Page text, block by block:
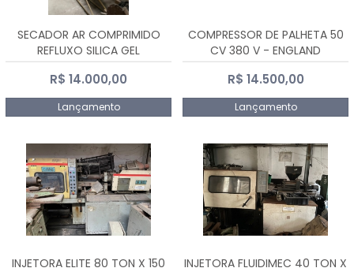
SECADOR AR COMPRIMIDO
REFLUXO SILICA GEL
R$ 14.000,00
Lançamento
COMPRESSOR DE PALHETA 50
CV 380 V - ENGLAND
R$ 14.500,00
Lançamento
INJETORA ELITE 80 TON X 150
INJETORA FLUIDIMEC 40 TON X